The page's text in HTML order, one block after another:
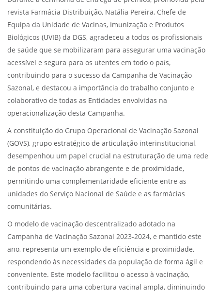
revista Farmácia Distribuição, Natália Pereira, Chefe de
Equipa da Unidade de Vacinas, Imunização e Produtos
Biológicos (UVIB) da DGS, agradeceu a todos os profissionais
de saúde que se mobilizaram para assegurar uma vacinação
acessível e segura para os utentes em todo o país,
contribuindo para o sucesso da Campanha de Vacinação
Sazonal, e destacou a importância do trabalho conjunto e
colaborativo de todas as Entidades envolvidas na
operacionalização desta Campanha.
A constituição do Grupo Operacional de Vacinação Sazonal
(GOVS), grupo estratégico de articulação interinstitucional,
desempenhou um papel crucial na estruturação de uma rede
de pontos de vacinação abrangente e de proximidade,
permitindo uma complementaridade eficiente entre as
unidades do Serviço Nacional de Saúde e as farmácias
comunitárias.
O modelo de vacinação descentralizado adotado na
Campanha de Vacinação Sazonal 2023-2024, e mantido este
ano, representa um exemplo de eficiência e proximidade,
respondendo às necessidades da população de forma ágil e
conveniente. Este modelo facilitou o acesso à vacinação,
contribuindo para uma cobertura vacinal ampla, diminuindo